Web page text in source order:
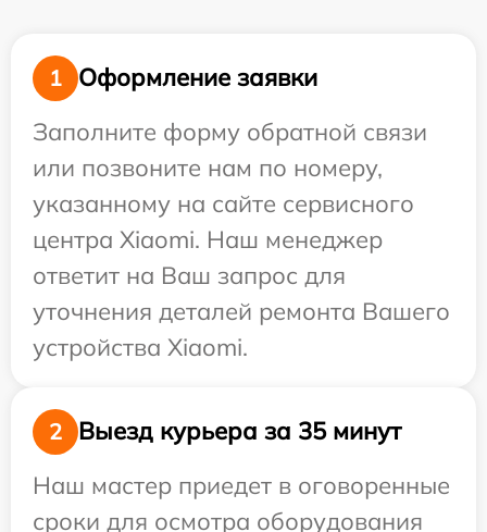
1
Оформление заявки
Заполните форму обратной связи
или позвоните нам по номеру,
указанному на сайте сервисного
центра Xiaomi. Наш менеджер
ответит на Ваш запрос для
уточнения деталей ремонта Вашего
устройства Xiaomi.
2
Выезд курьера за 35 минут
Наш мастер приедет в оговоренные
сроки для осмотра оборудования